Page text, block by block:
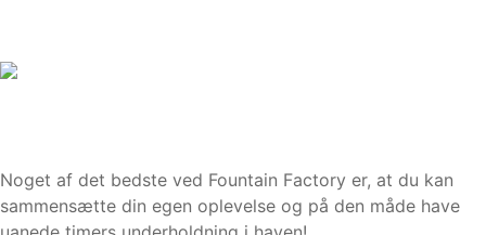
Noget af det bedste ved Fountain Factory er, at du kan
sammensætte din egen oplevelse og på den måde have